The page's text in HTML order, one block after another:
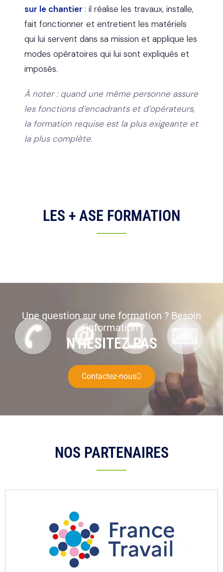
sur le chantier : il réalise les travaux, installe,
fait fonctionner et entretient les matériels
qui lui servent dans sa mission et applique les
modes opératoires qui lui sont expliqués et
imposés.
À noter : quand une même personne assure
les fonctions d’encadrants et d’opérateurs,
la formation requise est la plus exigeante et
la plus complète.
LES + ASE FORMATION
Une question sur une formation ? Besoin
d’information ?
N'HÉSITEZ PAS
Contactez-nous
NOS PARTENAIRES